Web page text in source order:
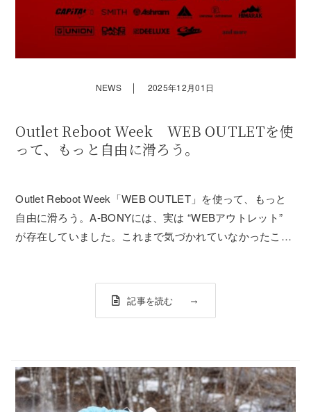
NEWS ｜ 2025年12月01日
Outlet Reboot Week WEB OUTLETを使
って、もっと自由に滑ろう。
Outlet Reboot Week「WEB OUTLET」を使って、もっと
自由に滑ろう。A-BONYには、実は “WEBアウトレット”
が存在していました。これまで気づかれていなかったこの
記事を読む